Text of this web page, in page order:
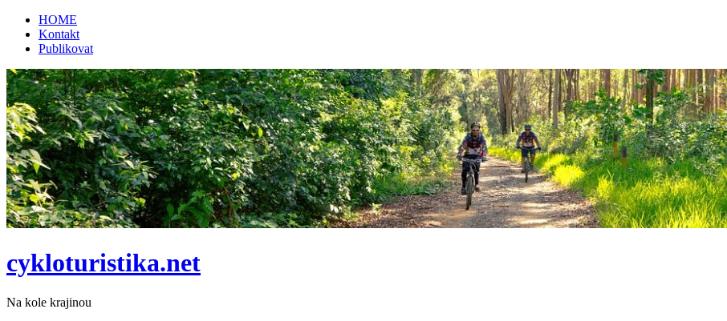
HOME
Kontakt
Publikovat
cykloturistika.net
Na kole krajinou